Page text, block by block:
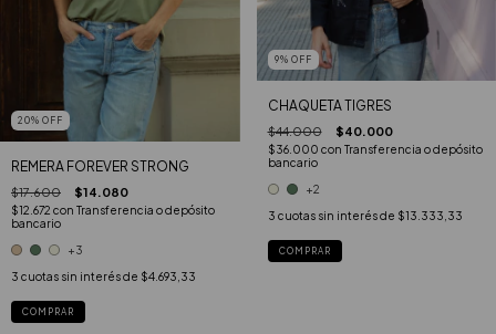
20% OFF
REMERA FOREVER STRONG
$17.600 $14.080
$12.672 con Transferencia o depósito
bancario
+3
3 cuotas sin interés de $4.693,33
COMPRAR
9% OFF
CHAQUETA TIGRES
$44.000 $40.000
$36.000 con Transferencia o depósito
bancario
+2
3 cuotas sin interés de $13.333,33
COMPRAR